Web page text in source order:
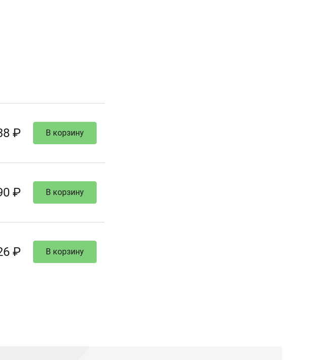
₽ В корзину
₽ В корзину
₽ В корзину